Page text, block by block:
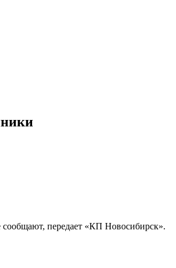
передает «КП Новосибирск».